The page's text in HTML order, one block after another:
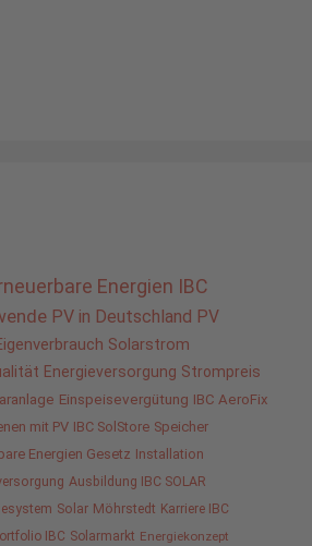
Energien IBC
PV in Deutschland PV
Solarstrom
Energieversorgung Strompreis
Einspeisevergütung IBC AeroFix
mit PV IBC SolStore Speicher
Energien Gesetz Installation
Ausbildung IBC SOLAR
Solar Möhrstedt Karriere IBC
IBC Solarmarkt Energiekonzept